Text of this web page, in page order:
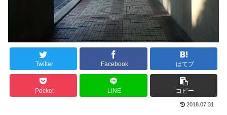
Twitter Facebook はてブ
Pocket LINE コピー
2018.07.31